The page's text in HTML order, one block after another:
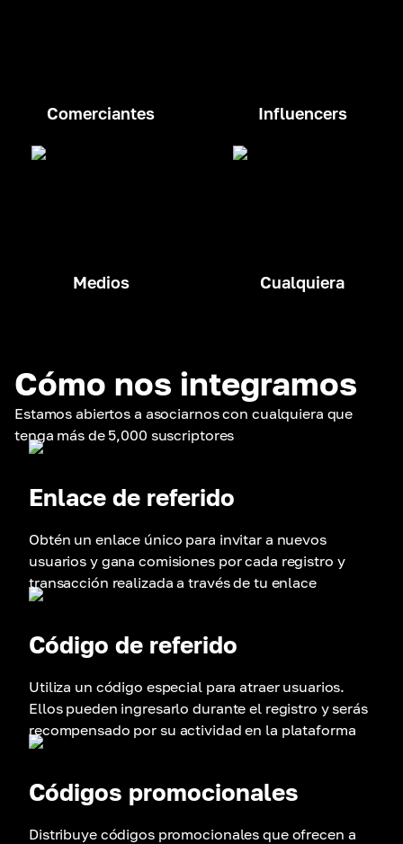
Comerciantes Influencers
Medios Cualquiera
Cómo nos integramos
Estamos abiertos a asociarnos con cualquiera que
tenga más de 5,000 suscriptores
Enlace de referido
Obtén un enlace único para invitar a nuevos
usuarios y gana comisiones por cada registro y
transacción realizada a través de tu enlace
Código de referido
Utiliza un código especial para atraer usuarios.
Ellos pueden ingresarlo durante el registro y serás
recompensado por su actividad en la plataforma
Códigos promocionales
Distribuye códigos promocionales que ofrecen a